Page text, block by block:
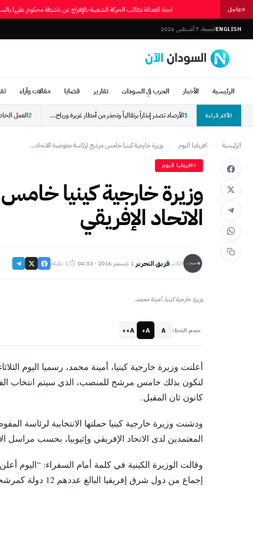
عاجل لجنة العدالة تطالب الحركة الشعبية بالإفراج عن ناشطة محكوم عليها
ENGLISHالجمعة، 7 أغسطس 2026
الرئيسية الأخبار الحرب في السودان تقارير قضايا مقالات وآراء
الأكثر قراءة 1الأرصاد تصدر إنذاراً برتقالياً وتحذر من أمطار غزيرة ورياح... 2العمل
الرئيسية ← افريقيا اليوم ← وزيرة خارجية كينيا خامس مرشح لرئاسة مفوضية الاتحاد...
افريقيا اليوم
وزيرة خارجية كينيا
الاتحاد الإفريقي
الكاتبفريق التحرير·1 ديسمبر 2016 · 04:53 ·⏱ 1 دقيقة
وزيرة خارجية كينيا، أمينة محمد،
حجم الخط: A
A+
A++
أعلنت وزيرة خارجية كينيا، أمينة محمد، رسميا اليوم
لتكون بذلك خامس مرشح للمنصب، الذي سيتم انتخاب
كانون ثان المقبل.
ودشنت وزيرة خارجية كينيا حملتها الانتخابية لرئاسة
المعتمدين لدى الاتحاد الإفريقي وإثيوبيا، بحسب مراسل
وقالت الوزيرة الكينية في كلمة أمام السفراء: “اليوم
إجماع من دول شرق إفريقيا البالغ عددهم 12 دولة كمرشحة موحدة لشرق إفريقيا”، دون مزيد من التفاصيل.